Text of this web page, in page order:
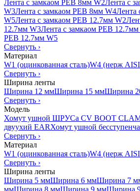
Лента с замкаом PEB 8мм W2Лента с
W3Лента с замкаом PEB 8мм W4Лента
W5Лента с замкаом PEB 12.7мм W2
12.7мм W3Лента с замкаом PEB
PEB 12.7мм W5
Свернуть ›
Материал
W1 (оцинкованная сталь)W4 (нерж
Свернуть ›
Ширина ленты
Ширина 12 ммШирина 15 ммШирина
Свернуть ›
Модель
Хомут ушной ШРУСа CV BOOT
двуухий EARХомут ушной
Свернуть ›
Материал
W1 (оцинкованная сталь)W4 (нерж
Свернуть ›
Ширина ленты
Ширина 5 ммШирина 6 ммШирина 7
ммШирина 8 ммШирина 9 ммШирина